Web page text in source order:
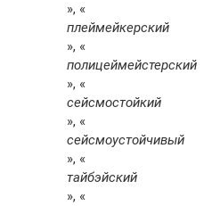
», «
плеймейкерский
», «
полицеймейстерский
», «
сейсмостойкий
», «
сейсмоустойчивый
», «
тайбэйский
», «